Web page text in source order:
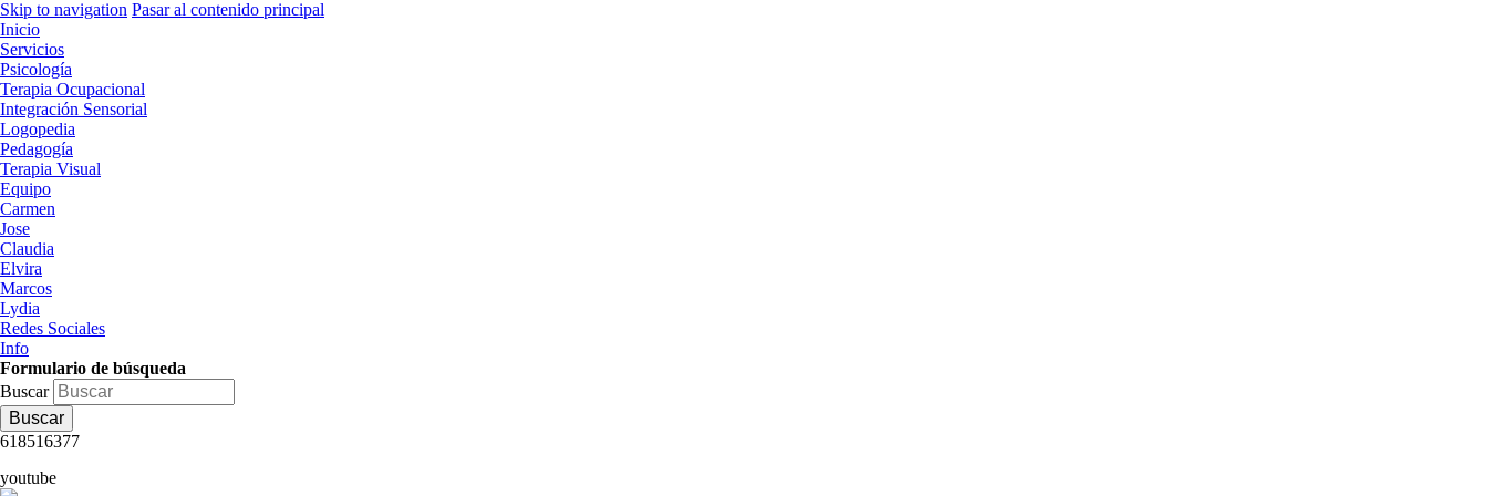
Skip to navigation Pasar al contenido principal
Inicio
Servicios
Psicología
Terapia Ocupacional
Integración Sensorial
Logopedia
Pedagogía
Terapia Visual
Equipo
Carmen
Jose
Claudia
Elvira
Marcos
Lydia
Redes Sociales
Info
Formulario de búsqueda
Buscar
618516377
youtube